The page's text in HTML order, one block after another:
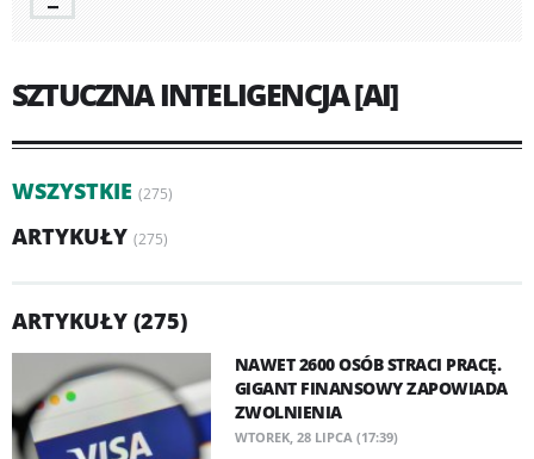
SZTUCZNA INTELIGENCJA [AI]
WSZYSTKIE (275)
ARTYKUŁY (275)
ARTYKUŁY (275)
NAWET 2600 OSÓB STRACI PRACĘ.
GIGANT FINANSOWY ZAPOWIADA
ZWOLNIENIA
WTOREK, 28 LIPCA (17:39)